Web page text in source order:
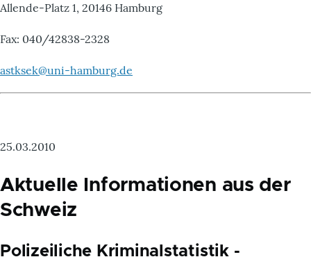
Allende-Platz 1, 20146 Hamburg
Fax: 040/42838-2328
astksek@uni-hamburg.de
25.03.2010
Aktuelle Informationen aus der
Schweiz
Polizeiliche Kriminalstatistik -